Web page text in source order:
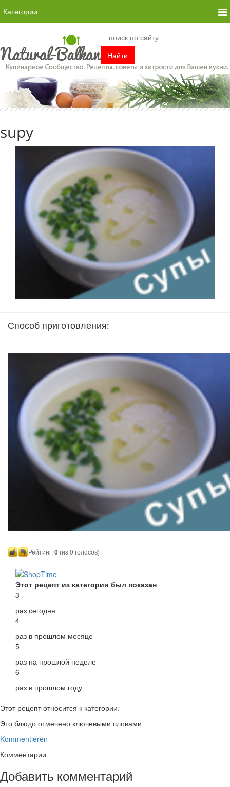
Категории
supy
Способ приготовления:
Рейтинг:0 (из 0 голосов)
Этот рецепт из категории был показан
3
раз сегодня
4
раз в прошлом месяце
5
раз на прошлой неделе
6
раз в прошлом году
Этот рецепт относится к категории:
Это блюдо отмечено ключевыми словами
Kommentieren
Комментарии
Добавить комментарий